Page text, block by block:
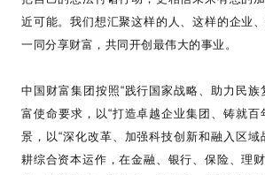
近可能。我们想汇聚这样的人、这样的企业
一同分享财富，共同开创最伟大的事业。
中国财富集团按照“践行国家战略、助力民族
富使命要求，以“打造卓越企业集团、铸就百
景，以“深化改革、加强科技创新和融入区域
耕综合资本运作，在金融、银行、保险、理